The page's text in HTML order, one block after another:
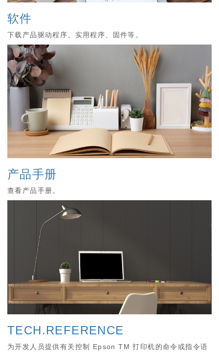
软件
下载产品驱动程序、实用程序、固件等。
产品手册
查看产品手册。
TECH.REFERENCE
为开发人员提供有关控制 Epson TM 打印机的命令或指令语